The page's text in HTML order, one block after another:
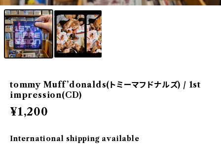
tommy Muff’donalds(トミーマフドナルズ) / 1st
impression(CD)
¥1,200
International shipping available